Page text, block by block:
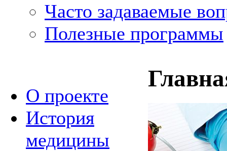
Часто задаваемые
Полезные программы
О проекте
История
медицины